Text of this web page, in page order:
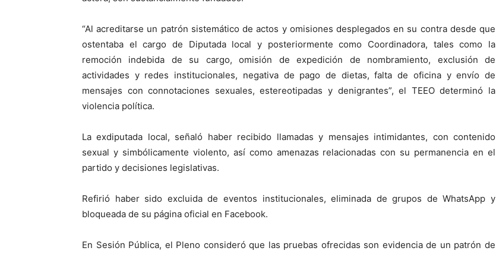
“Al acreditarse un patrón sistemático de actos y omisiones desplegados en su contra desde que
ostentaba el cargo de Diputada local y posteriormente como Coordinadora, tales como la
remoción indebida de su cargo, omisión de expedición de nombramiento, exclusión de
actividades y redes institucionales, negativa de pago de dietas, falta de oficina y envío de
mensajes con connotaciones sexuales, estereotipadas y denigrantes”, el TEEO determinó la
violencia política.
La exdiputada local, señaló haber recibido llamadas y mensajes intimidantes, con contenido
sexual y simbólicamente violento, así como amenazas relacionadas con su permanencia en el
partido y decisiones legislativas.
Refirió haber sido excluida de eventos institucionales, eliminada de grupos de WhatsApp y
bloqueada de su página oficial en Facebook.
En Sesión Pública, el Pleno consideró que las pruebas ofrecidas son evidencia de un patrón de